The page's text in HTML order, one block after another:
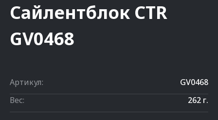
Сайлентблок CTR
GV0468
Артикул:
GV0468
Вес:
262 г.